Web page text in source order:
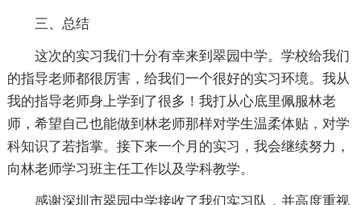
三、总结
这次的实习我们十分有幸来到翠园中学。学校给我们
的指导老师都很厉害，给我们一个很好的实习环境。我从
我的指导老师身上学到了很多！我打从心底里佩服林老
师，希望自己也能做到林老师那样对学生温柔体贴，对学
科知识了若指掌。接下来一个月的实习，我会继续努力，
向林老师学习班主任工作以及学科教学。
感谢深圳市翠园中学接收了我们实习队，并高度重视